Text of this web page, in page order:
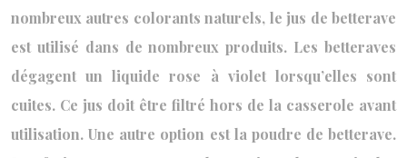
nombreux autres colorants naturels, le jus de betterave
est utilisé dans de nombreux produits. Les betteraves
dégagent un liquide rose à violet lorsqu’elles sont
cuites. Ce jus doit être filtré hors de la casserole avant
utilisation. Une autre option est la poudre de betterave.